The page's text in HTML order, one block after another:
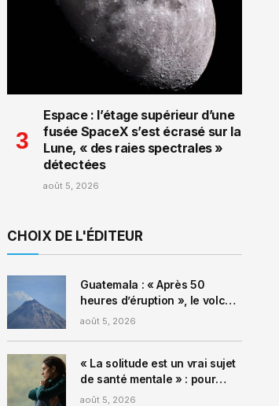
Espace : l’étage supérieur d’une
fusée SpaceX s’est écrasé sur la
Lune, « des raies spectrales »
détectées
août 5, 2026
CHOIX DE L'ÉDITEUR
Guatemala : « Après 50
heures d’éruption », le volcan
de Fuego est revenu à des
« menaces » demeurent
août 5, 2026
« La solitude est un vrai sujet
de santé mentale » : pour
lutter contre l’isolement, ces
août 5, 2026